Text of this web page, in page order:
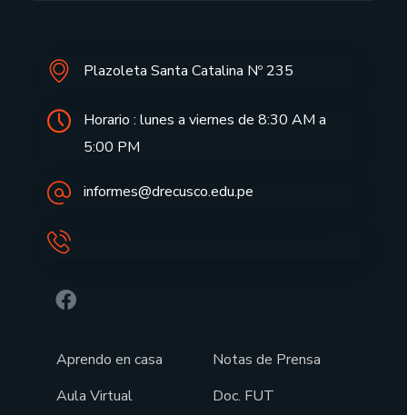
Plazoleta Santa Catalina Nº 235
Horario : lunes a viernes de 8:30 AM a
5:00 PM
informes@drecusco.edu.pe
Aprendo en casa
Aula Virtual
Notas de Prensa
Doc. FUT